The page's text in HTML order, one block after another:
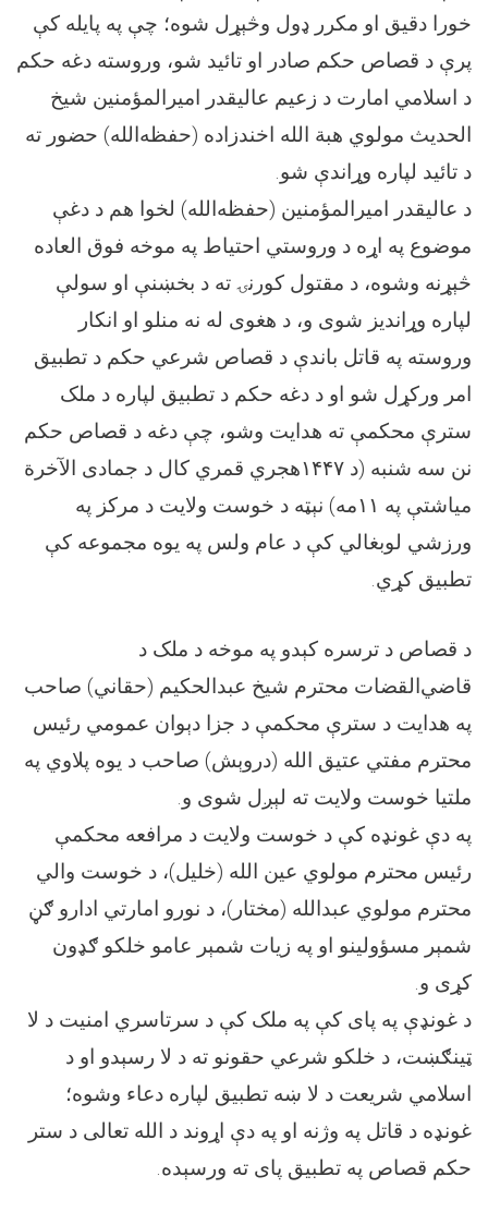
خورا دقیق او مکرر ډول وڅېړل شوه؛ چې په پايله کې
پرې د قصاص حکم صادر او تائید شو، وروسته دغه حکم
د اسلامي امارت د زعيم عاليقدر اميرالمؤمنين شيخ
الحديث مولوي هبة الله اخندزاده (حفظه‌الله) حضور ته
د تائید لپاره وړاندې شو.
د عاليقدر اميرالمؤمنين (حفظه‌الله) لخوا هم د دغې
موضوع په اړه د وروستي احتیاط په موخه فوق العاده
څېړنه وشوه، د مقتول کورنۍ ته د بخښنې او سولې
لپاره وړانديز شوی و، د هغوی له نه منلو او انکار
وروسته په قاتل باندې د قصاص شرعي حكم د تطبيق
امر ورکړل شو او د دغه حکم د تطبیق لپاره د ملک
سترې محكمې ته هدایت وشو، چې دغه د قصاص حکم
نن سه شنبه (د ۱۴۴۷هجري قمري کال د جمادی الآخرة
میاشتې په ۱۱مه) نېټه د خوست ولایت د مرکز په
ورزشي لوبغالي کې د عام ولس په یوه مجموعه کې
تطبیق کړي.
د قصاص د ترسره کېدو په موخه د ملک د
قاضي‌القضات محترم شيخ عبدالحکيم (حقاني) صاحب
په هدایت د سترې محکمې د جزا دېوان عمومي رئیس
محترم مفتي عتیق الله (دروېش) صاحب د يوه پلاوي په
ملتیا خوست ولایت ته لېږل شوی و.
په دې غونډه کې د خوست ولایت د مرافعه محکمې
رئيس محترم مولوي عین الله (خلیل)، د خوست والي
محترم مولوي عبدالله (مختار)، د نورو امارتي ادارو ګڼ
شمېر مسؤولينو او په زيات شمېر عامو خلکو ګډون
کړی و.
د غونډې په پای کې په ملک کې د سرتاسري امنیت د لا
ټینګښت، د خلکو شرعي حقونو ته د لا رسېدو او د
اسلامي شریعت د لا ښه تطبيق لپاره دعاء وشوه؛
غونډه د قاتل په وژنه او په دې اړوند د الله تعالی د ستر
حکم قصاص په تطبیق پای ته ورسېده.